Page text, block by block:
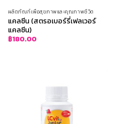
ผลิตภัณฑ์เพื่อสุขภาพและคุณภาพชีวิต
แคลซีน (สตรอเบอร์รี่เฟลเวอร์
แคลซีน)
฿180.00